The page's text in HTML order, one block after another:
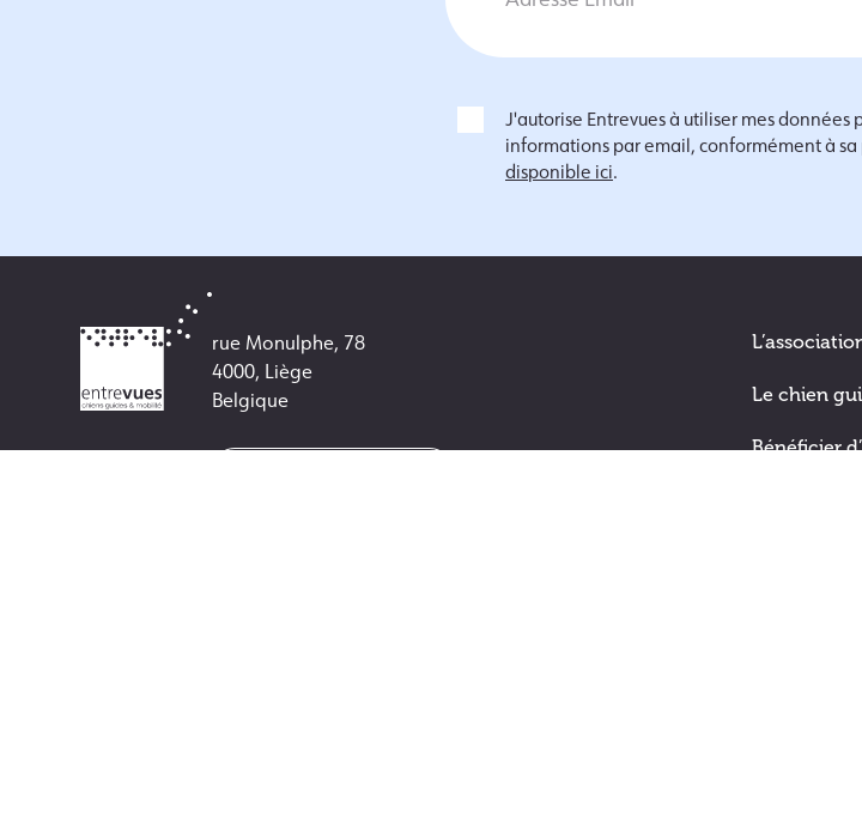
J'autorise Entrevues à utiliser mes
informations par email, conformément à
disponible ici.
rue Monulphe, 78
4000, Liège
Belgique
Le chien
Bénéficier